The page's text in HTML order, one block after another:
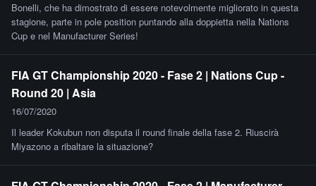
Bonelli, che ha dimostrato di essere notevolmente migliorato in questa
stagione, parte in pole position puntando alla doppietta nella Nations
Cup e nel Manufacturer Series!
FIA GT Championship 2020 - Fase 2 | Nations Cup -
Round 20 | Asia
16/07/2020
Il leader Kokubun non disputa il round finale della fase 2. Riuscirà
Miyazono a ribaltare la situazione?